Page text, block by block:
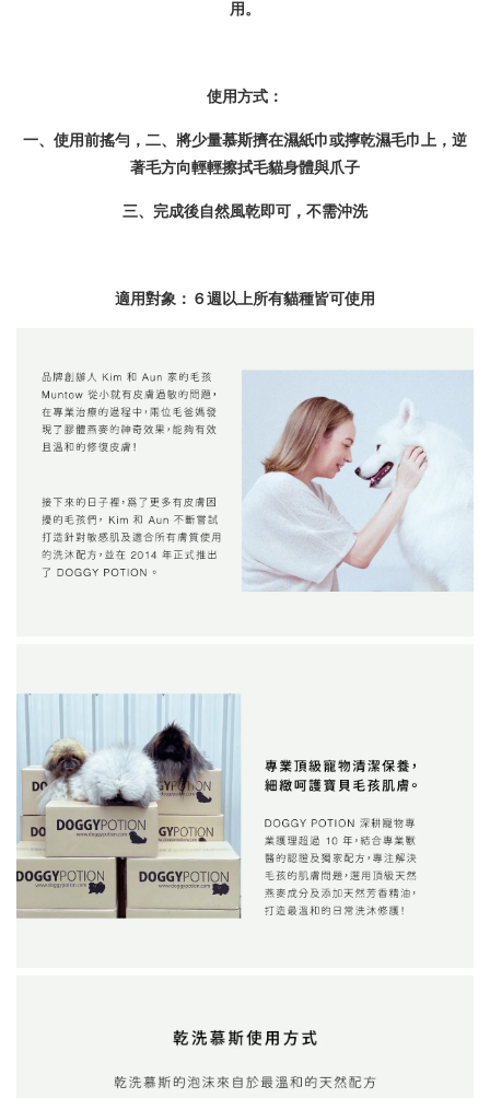
用。
使用方式：
一、使用前搖勻，二、將少量慕斯擠在濕紙巾或擰乾濕毛巾上，逆
著毛方向輕輕擦拭毛貓身體與爪子
三、完成後自然風乾即可，不需沖洗
適用對象：６週以上所有貓種皆可使用